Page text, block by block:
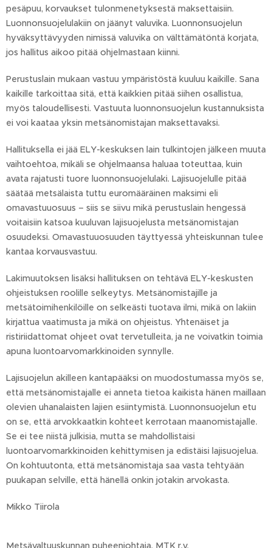
pesäpuu, korvaukset tulonmenetyksestä maksettaisiin.
Luonnonsuojelulakiin on jäänyt valuvika. Luonnonsuojelun
hyväksyttävyyden nimissä valuvika on välttämätöntä korjata,
jos hallitus aikoo pitää ohjelmastaan kiinni.
Perustuslain mukaan vastuu ympäristöstä kuuluu kaikille. Sana
kaikille tarkoittaa sitä, että kaikkien pitää siihen osallistua,
myös taloudellisesti. Vastuuta luonnonsuojelun kustannuksista
ei voi kaataa yksin metsänomistajan maksettavaksi.
Hallituksella ei jää ELY-keskuksen lain tulkintojen jälkeen muuta
vaihtoehtoa, mikäli se ohjelmaansa haluaa toteuttaa, kuin
avata rajatusti tuore luonnonsuojelulaki. Lajisuojelulle pitää
säätää metsälaista tuttu euromääräinen maksimi eli
omavastuuosuus – siis se siivu mikä perustuslain hengessä
voitaisiin katsoa kuuluvan lajisuojelusta metsänomistajan
osuudeksi. Omavastuuosuuden täyttyessä yhteiskunnan tulee
kantaa korvausvastuu.
Lakimuutoksen lisäksi hallituksen on tehtävä ELY-keskusten
ohjeistuksen roolille selkeytys. Metsänomistajille ja
metsätoimihenkilöille on selkeästi tuotava ilmi, mikä on lakiin
kirjattua vaatimusta ja mikä on ohjeistus. Yhtenäiset ja
ristiriidattomat ohjeet ovat tervetulleita, ja ne voivatkin toimia
apuna luontoarvomarkkinoiden synnylle.
Lajisuojelun akilleen kantapääksi on muodostumassa myös se,
että metsänomistajalle ei anneta tietoa kaikista hänen maillaan
olevien uhanalaisten lajien esiintymistä. Luonnonsuojelun etu
on se, että arvokkaatkin kohteet kerrotaan maanomistajalle.
Se ei tee niistä julkisia, mutta se mahdollistaisi
luontoarvomarkkinoiden kehittymisen ja edistäisi lajisuojelua.
On kohtuutonta, että metsänomistaja saa vasta tehtyään
puukapan selville, että hänellä onkin jotakin arvokasta.
Mikko Tiirola
Metsävaltuuskunnan puheenjohtaja, MTK r.y.